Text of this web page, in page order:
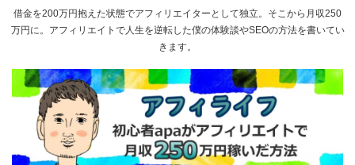
借金を200万円抱えた状態でアフィリエイターとして独立。そこから月収250
万円に。アフィリエイトで人生を逆転した僕の体験談やSEOの方法を書いてい
きます。